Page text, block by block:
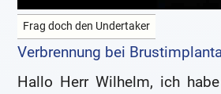
Frag doch den Undertaker
Verbrennung bei
Hallo Herr Wilhelm, ich